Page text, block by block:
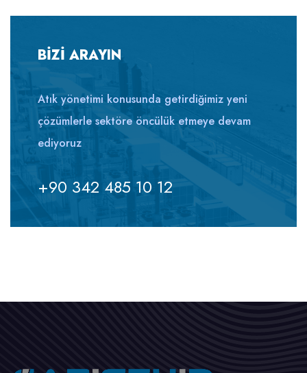
BİZİ ARAYIN
Atık yönetimi konusunda getirdiğimiz yeni
çözümlerle sektöre öncülük etmeye devam
ediyoruz
+90 342 485 10 12